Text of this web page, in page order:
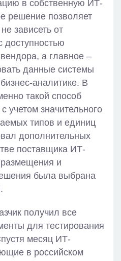
в собственную ИТ-
решение позволяет
зависеть от
доступностью
а главное –
данные системы
аналитике. В
такой способ
учетом значительного
типов и единиц
дополнительных
поставщика ИТ-
и
была выбрана
получил все
для тестирования
месяц ИТ-
в российском